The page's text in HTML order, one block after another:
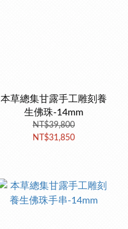
本草總集甘露手工雕刻養
生佛珠-14mm
NT$39,800
NT$31,850